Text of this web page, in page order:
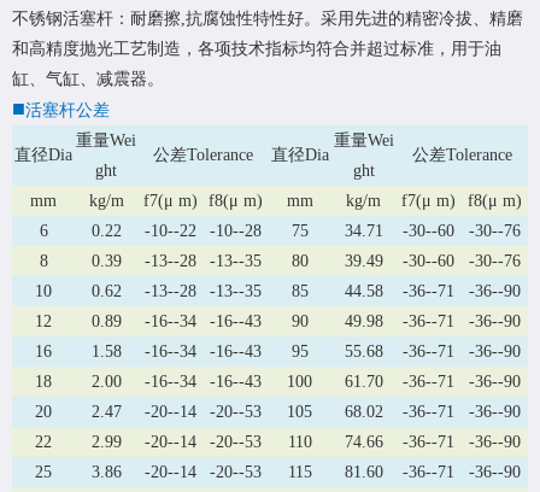
不锈钢活塞杆：耐磨擦,抗腐蚀性特性好。采用先进的精密冷拔、精磨
和高精度抛光工艺制造，各项技术指标均符合并超过标准，用于油
缸、气缸、减震器。
■活塞杆公差
直径Dia
重量Wei
ght
公差Tolerance 直径Dia
重量Wei
ght
公差Tolerance
mm kg/m f7(μ m) f8(μ m) mm kg/m f7(μ m)
f8(μ m)
6
0.22 -10--22 -10--28 75 34.71 -30--60
-30--76
8
0.39 -13--28 -13--35 80 39.49 -30--60
-30--76
10
0.62 -13--28 -13--35 85 44.58 -36--71
-36--90
12
0.89 -16--34 -16--43 90 49.98 -36--71
-36--90
16
1.58 -16--34 -16--43 95 55.68 -36--71
-36--90
18
2.00 -16--34 -16--43 100 61.70 -36--71
-36--90
20
2.47 -20--14 -20--53 105 68.02 -36--71
-36--90
22
2.99 -20--14 -20--53 110 74.66 -36--71
-36--90
25
3.86 -20--14 -20--53 115 81.60 -36--71
-36--90